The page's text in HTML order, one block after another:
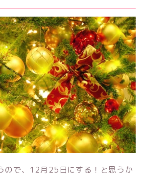
ので、12月25日にする！と思うか